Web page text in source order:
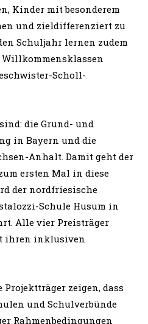
Kinder mit besonderem
und zieldifferenziert zu
Schuljahr lernen zudem
Scholl-
die Grund- und
in Bayern und die
Anhalt. Damit geht der
ersten Mal in diese
der nordfriesische
Schule Husum in
Alle vier Preisträger
ihren inklusiven
zeigen, dass
und Schulverbünde
Rahmenbedingungen